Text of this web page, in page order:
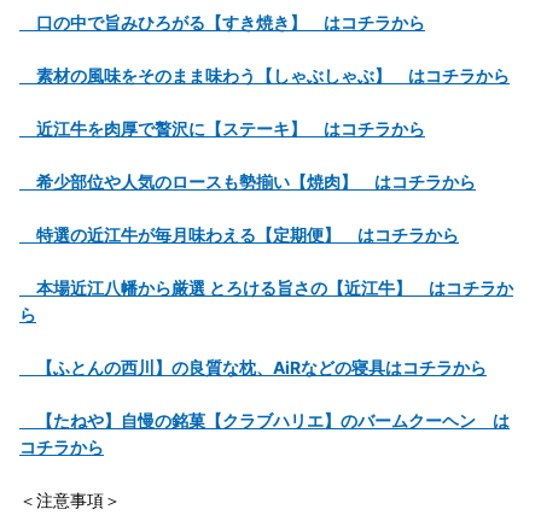
口の中で旨みひろがる【すき焼き】 はコチラから
素材の風味をそのまま味わう【しゃぶしゃぶ】 はコチラから
近江牛を肉厚で贅沢に【ステーキ】 はコチラから
希少部位や人気のロースも勢揃い【焼肉】 はコチラから
特選の近江牛が毎月味わえる【定期便】 はコチラから
本場近江八幡から厳選 とろける旨さの【近江牛】 はコチラか
ら
【ふとんの西川】の良質な枕、AiRなどの寝具はコチラから
【たねや】自慢の銘菓【クラブハリエ】のバームクーヘン は
コチラから
＜注意事項＞